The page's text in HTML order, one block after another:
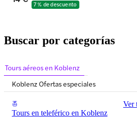
7 % de descuento
Buscar por categorías
Tours aéreos en Koblenz
Koblenz Ofertas especiales
Tours en teleférico en Koblenz
Ver